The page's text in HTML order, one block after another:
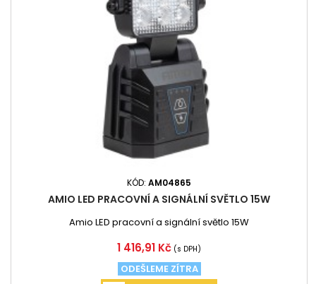
KÓD: AM04865
AMIO LED PRACOVNÍ A SIGNÁLNÍ SVĚTLO 15W
Amio LED pracovní a signální světlo 15W
Cena
1 416,91 Kč (s DPH)
ODEŠLEME ZÍTRA